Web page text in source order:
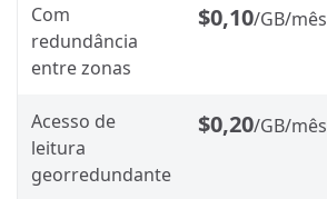
Com
redundância
entre zonas
$0,10/GB/mês
Acesso de
leitura
georredundante
$0,20/GB/mês